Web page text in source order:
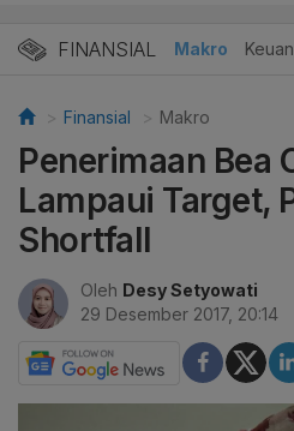
FINANSIAL Makro
Finansial Makro
Penerimaan Bea
Lampaui Target,
Shortfall
Oleh Desy Setyowati
29 Desember 2017, 20:14